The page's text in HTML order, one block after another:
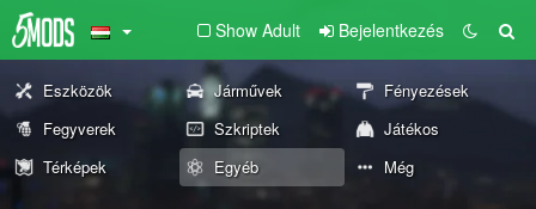
Show Adult Bejelentkezés
Eszközök Járművek
Fényezések
Fegyverek
Szkriptek
Játékos
Térképek
Egyéb Még